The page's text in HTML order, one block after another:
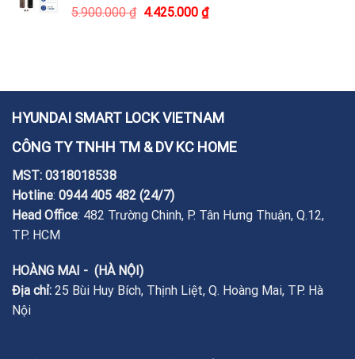
5.900.000₫ 4.425.000 ₫
HYUNDAI SMART LOCK VIETNAM
CÔNG TY TNHH TM & DV KC HOME
MST: 0318018538
Hotline: 0944 405 482 (24/7)
Head Office: 482 Trường Chinh, P. Tân Hưng Thuận, Q.12,
TP. HCM
HOÀNG MAI - (HÀ NỘI)
Địa chỉ: 25 Bùi Huy Bích, Thịnh Liệt, Q. Hoàng Mai, TP. Hà
Nội